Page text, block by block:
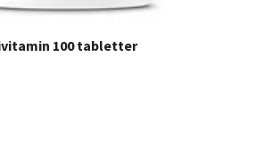
100 tabletter